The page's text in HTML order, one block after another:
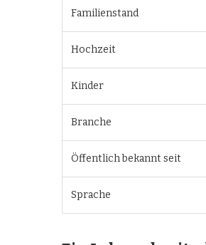
Familienstand
Hochzeit
Kinder
Branche
Öffentlich bekannt seit
Sprache